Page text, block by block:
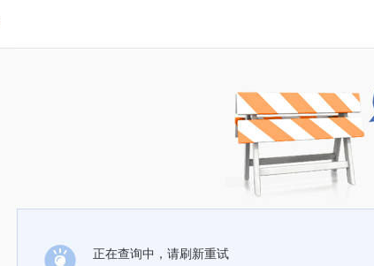
正在查询中，请刷新重试